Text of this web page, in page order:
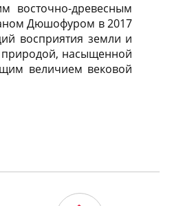
восточно-древесным
Дюшофуром в 2017
восприятия земли и
насыщенной
величием вековой